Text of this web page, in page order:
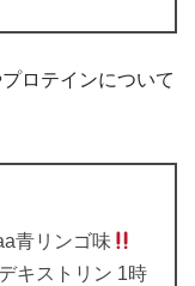
ロテインについて
青リンゴ味
キストリン 1時